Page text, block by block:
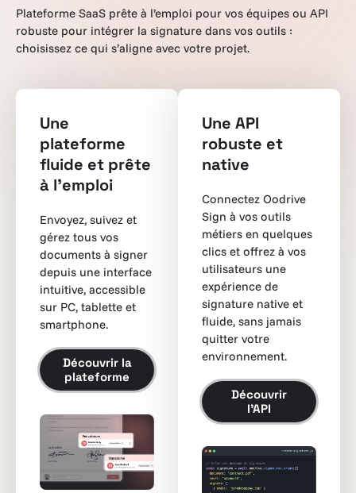
Plateforme SaaS prête à l’emploi pour vos équipes ou API
robuste pour intégrer la signature dans vos outils :
choisissez ce qui s’aligne avec votre projet.
Une
plateforme
fluide et prête
à l’emploi
Envoyez, suivez et
gérez tous vos
documents à signer
depuis une interface
intuitive, accessible
sur PC, tablette et
smartphone.
Découvrir la
plateforme
Une API
robuste et
native
Connectez Oodrive
Sign à vos outils
métiers en quelques
clics et offrez à vos
utilisateurs une
expérience de
signature native et
fluide, sans jamais
quitter votre
environnement.
Découvrir
l’API